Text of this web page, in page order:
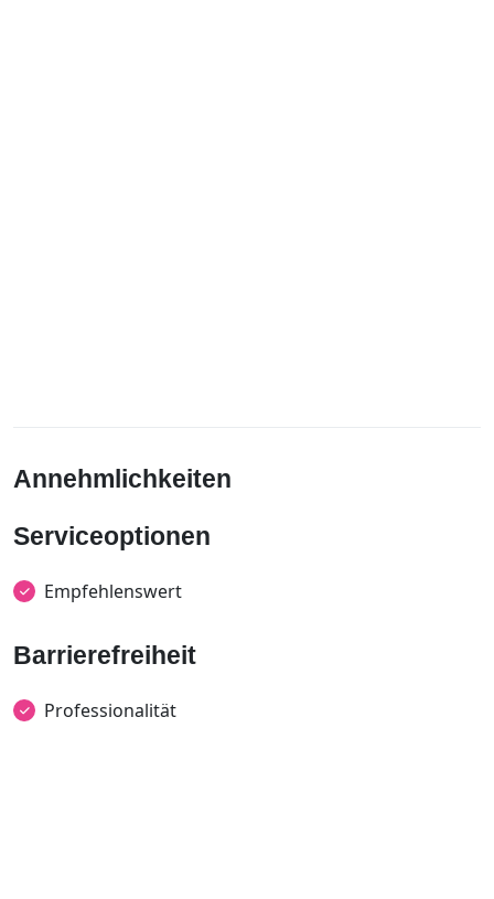
Annehmlichkeiten
Serviceoptionen
Empfehlenswert
Barrierefreiheit
Professionalität